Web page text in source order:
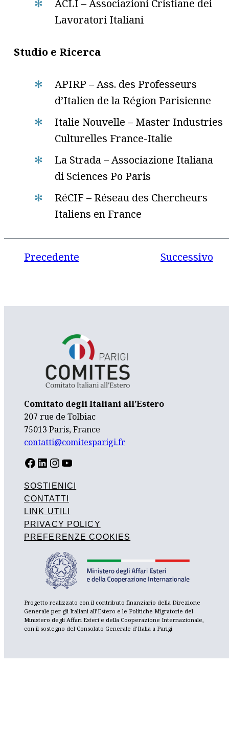
ACLI – Associazioni Cristiane dei
Lavoratori Italiani
Studio e Ricerca
APIRP – Ass. des Professeurs
d’Italien de la Région Parisienne
Italie Nouvelle – Master Industries
Culturelles France-Italie
La Strada – Associazione Italiana
di Sciences Po Paris
RéCIF – Réseau des Chercheurs
Italiens en France
Precedente Successivo
Comitato degli Italiani all’Estero
207 rue de Tolbiac
75013 Paris, France
contatti@comitesparigi.fr
FACEBOOK LINKEDIN INSTAGRAM YOUTUBE
SOSTIENICI
CONTATTI
LINK UTILI
PRIVACY POLICY
PREFERENZE COOKIES
Progetto realizzato con il contributo finanziario della Direzione
Generale per gli Italiani all’Estero e le Politiche Migratorie del
Ministero degli Affari Esteri e della Cooperazione Internazionale,
con il sostegno del Consolato Generale d’Italia a Parigi